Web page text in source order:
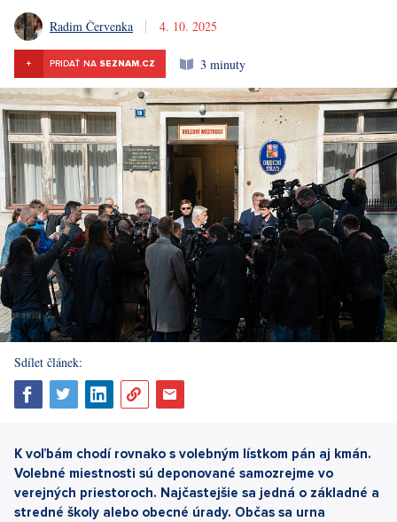
Radim Červenka 4. 10. 2025
+ PRIDAŤ NA SEZNAM.CZ 3 minuty
Sdílet článek:
K voľbám chodí rovnako s volebným lístkom pán aj kmán.
Volebné miestnosti sú deponované samozrejme vo
verejných priestoroch. Najčastejšie sa jedná o základné a
stredné školy alebo obecné úrady. Občas sa urna